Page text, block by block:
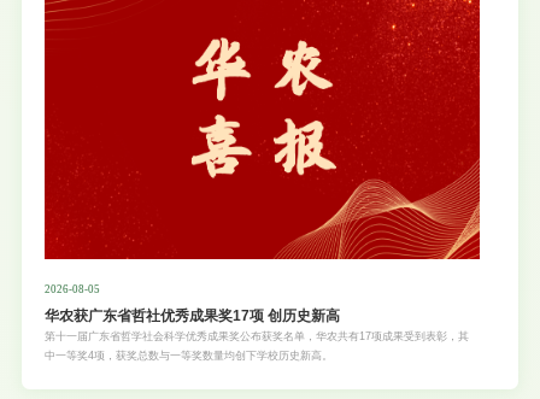
2026-08-05
华农获广东省哲社优秀成果奖17项 创历史新高
第十一届广东省哲学社会科学优秀成果奖公布获奖名单，华农共有17项成果受到表彰，其
中一等奖4项，获奖总数与一等奖数量均创下学校历史新高。